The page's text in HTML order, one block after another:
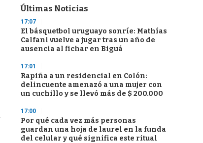
Últimas Noticias
17:07
El básquetbol uruguayo sonríe: Mathías
Calfani vuelve a jugar tras un año de
ausencia al fichar en Biguá
17:01
Rapiña a un residencial en Colón:
delincuente amenazó a una mujer con
un cuchillo y se llevó más de $ 200.000
17:00
Por qué cada vez más personas
guardan una hoja de laurel en la funda
del celular y qué significa este ritual